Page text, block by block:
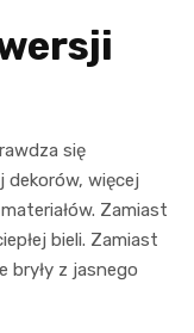
się
dekorów, więcej
Zamiast
bieli. Zamiast
z jasnego